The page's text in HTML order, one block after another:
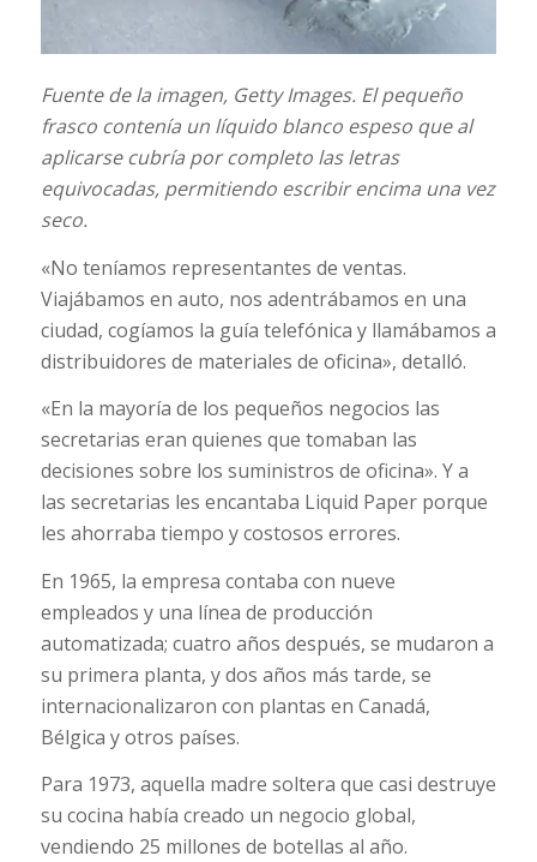
Fuente de la imagen, Getty Images. El pequeño
frasco contenía un líquido blanco espeso que al
aplicarse cubría por completo las letras
equivocadas, permitiendo escribir encima una vez
seco.
«No teníamos representantes de ventas.
Viajábamos en auto, nos adentrábamos en una
ciudad, cogíamos la guía telefónica y llamábamos a
distribuidores de materiales de oficina», detalló.
«En la mayoría de los pequeños negocios las
secretarias eran quienes que tomaban las
decisiones sobre los suministros de oficina». Y a
las secretarias les encantaba Liquid Paper porque
les ahorraba tiempo y costosos errores.
En 1965, la empresa contaba con nueve
empleados y una línea de producción
automatizada; cuatro años después, se mudaron a
su primera planta, y dos años más tarde, se
internacionalizaron con plantas en Canadá,
Bélgica y otros países.
Para 1973, aquella madre soltera que casi destruye
su cocina había creado un negocio global,
vendiendo 25 millones de botellas al año.